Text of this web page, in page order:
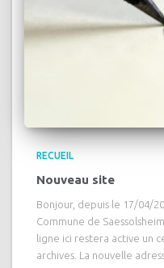
RECUEIL
Nouveau site
Bonjour, depuis le 17/04/
Commune de
ligne ici restera active un
archives. La nouvelle